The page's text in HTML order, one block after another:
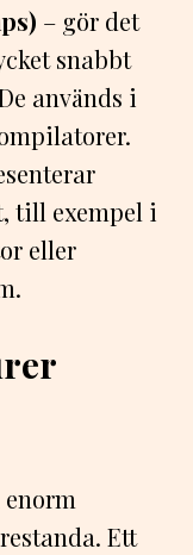
– gör det
snabbt
används i
till exempel i
eller
Ett